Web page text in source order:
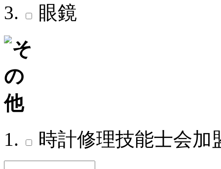
眼鏡
時計修理技能士会加